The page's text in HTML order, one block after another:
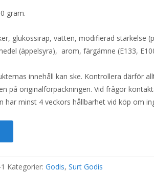
gram.
glukossirap, vatten, modifierad stärkelse
(äppelsyra), arom, färgämne (E133,
innehåll kan ske. Kontrollera därför
på originalförpackningen. Vid frågor
har minst 4 veckors hållbarhet vid köp om
Kategorier: Godis, Surt Godis